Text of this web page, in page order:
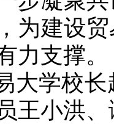
为建设
力支撑。
大学校
王小洪